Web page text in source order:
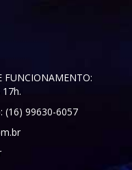
FUNCIONAMENTO:
(16) 99630-6057